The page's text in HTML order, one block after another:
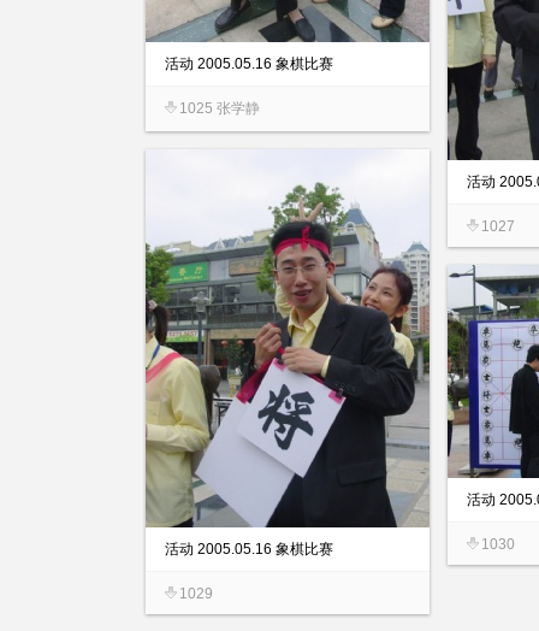
活动 2005.05.16 象棋比赛
1025 张学静
活动
1027
活动 2005.05.16 象棋比赛
1029
活动
1030